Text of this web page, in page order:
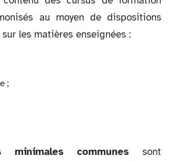
au moyen de dispositions
les matières enseignées :
;
minimales communes sont